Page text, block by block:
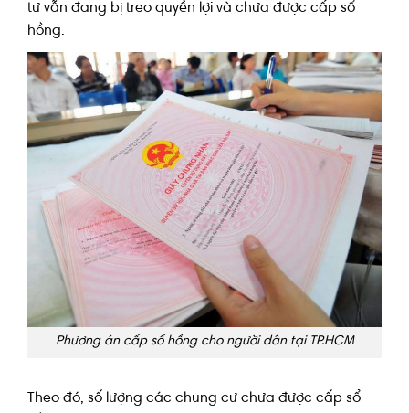
tư vẫn đang bị treo quyền lợi và chưa được cấp sổ
hồng.
Phương án cấp số hồng cho người dân tại TP.HCM
Theo đó, số lượng các chung cư chưa được cấp sổ